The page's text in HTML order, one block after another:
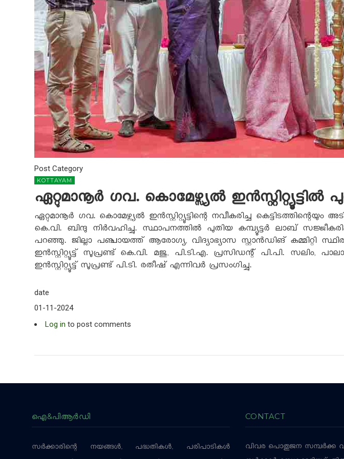
Post Category
KOTTAYAM
ഏറ്റുമാനൂർ ഗവ. കൊമേഴ്സ്യൽ ഇൻസ്റ്റിറ്റ്യൂട്ടിൽ
ഏറ്റുമാനൂർ ഗവ. കൊമേഴ്സ്യൽ ഇൻസ്റ്റിറ്റ്യൂട്ടിന്റെ നവീകരിച്ച
കെ.വി. ബിന്ദു നിർവഹിച്ചു. സ്ഥാപനത്തിൽ പുതിയ കമ്പ്യൂട്ടർ ലാബ്
പറഞ്ഞു. ജില്ലാ പഞ്ചായത്ത് ആരോഗ്യ, വിദ്യാഭ്യാസ സ്റ്റാൻഡിങ് കമ്മിറ്റി
ഇൻസ്റ്റിറ്റ്യൂട്ട് സൂപ്രണ്ട് കെ.വി. മജു, പി.ടി.എ. പ്രസിഡന്റ് പി.പി. സലിം,
ഇൻസ്റ്റിറ്റ്യൂട്ട് സൂപ്രണ്ട് പി.ടി. രതീഷ് എന്നിവർ പ്രസംഗിച്ചു.
date
01-11-2024
Log in to post comments
ഐ&പിആര്‍ഡി
സര്‍ക്കാരിന്റെ നയങ്ങള്‍, പദ്ധതികള്‍, പരിപാടികള്‍
CONTACT
വിവര പൊതുജന സമ്പര്‍ക്ക